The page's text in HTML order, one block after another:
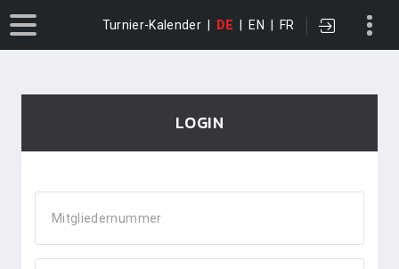
Turnier-Kalender DE EN FR
LOGIN
Mitgliedernummer